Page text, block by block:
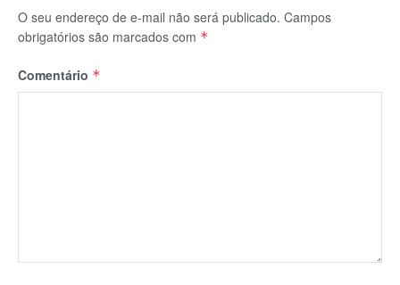
O seu endereço de e-mail não será publicado. Campos
obrigatórios são marcados com *
Comentário *